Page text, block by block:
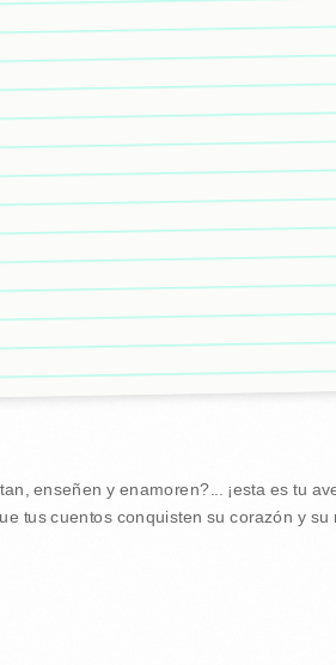
enseñen y enamoren?... ¡esta es tu
tus cuentos conquisten su corazón y su